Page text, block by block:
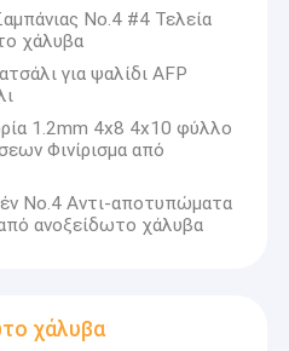
Νο.4 #4 Τελεία
χάλυβα
για ψαλίδι AFP
1.2mm 4x8 4x10 φύλλο
Φινίρισμα από
Νο.4 Αντι-αποτυπώματα
ανοξείδωτο χάλυβα
χάλυβα
επικέντρωσης στον πελάτη
εξυπηρέτηση,συνεχώς
ομάδας πωλήσεων και
λύσεις για την
απαιτήσεων των πελατών
τελικά την επίτευξη της
να αντανακλούν την αξία
μας είναι να είναι μια
που παρέχει μια
με ποιοτικά προϊόντα